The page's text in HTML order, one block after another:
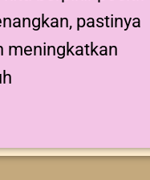
pastinya
meningkatkan